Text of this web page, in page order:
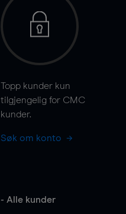
Topp kunder kun
tilgjengelig for CMC
kunder.
Søk om konto
- Alle kunder